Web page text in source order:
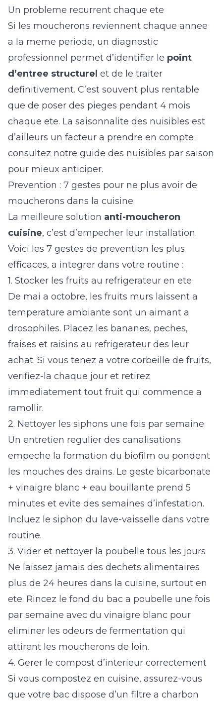
Un probleme recurrent chaque ete
Si les moucherons reviennent chaque annee
a la meme periode, un diagnostic
professionnel permet d’identifier le point
d’entree structurel et de le traiter
definitivement. C’est souvent plus rentable
que de poser des pieges pendant 4 mois
chaque ete. La saisonnalite des nuisibles est
d’ailleurs un facteur a prendre en compte :
consultez notre guide des nuisibles par saison
pour mieux anticiper.
Prevention : 7 gestes pour ne plus avoir de
moucherons dans la cuisine
La meilleure solution anti-moucheron
cuisine, c’est d’empecher leur installation.
Voici les 7 gestes de prevention les plus
efficaces, a integrer dans votre routine :
1. Stocker les fruits au refrigerateur en ete
De mai a octobre, les fruits murs laissent a
temperature ambiante sont un aimant a
drosophiles. Placez les bananes, peches,
fraises et raisins au refrigerateur des leur
achat. Si vous tenez a votre corbeille de fruits,
verifiez-la chaque jour et retirez
immediatement tout fruit qui commence a
ramollir.
2. Nettoyer les siphons une fois par semaine
Un entretien regulier des canalisations
empeche la formation du biofilm ou pondent
les mouches des drains. Le geste bicarbonate
+ vinaigre blanc + eau bouillante prend 5
minutes et evite des semaines d’infestation.
Incluez le siphon du lave-vaisselle dans votre
routine.
3. Vider et nettoyer la poubelle tous les jours
Ne laissez jamais des dechets alimentaires
plus de 24 heures dans la cuisine, surtout en
ete. Rincez le fond du bac a poubelle une fois
par semaine avec du vinaigre blanc pour
eliminer les odeurs de fermentation qui
attirent les moucherons de loin.
4. Gerer le compost d’interieur correctement
Si vous compostez en cuisine, assurez-vous
que votre bac dispose d’un filtre a charbon